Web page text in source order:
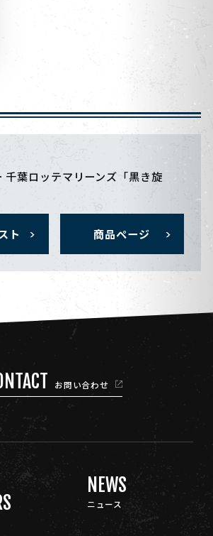
千葉ロッテマリーンズ「黒き旋
ト 商品ページ
お問い合わせ
NEWS
ニュース